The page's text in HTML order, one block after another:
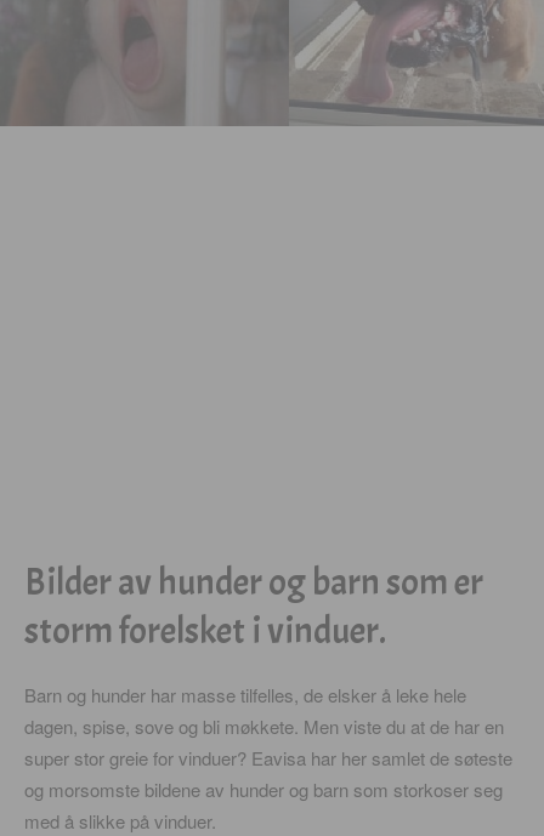
Bilder av hunder og barn som er
storm forelsket i vinduer.
Barn og hunder har masse tilfelles, de elsker å leke hele
dagen, spise, sove og bli møkkete. Men viste du at de har en
super stor greie for vinduer? Eavisa har her samlet de søteste
og morsomste bildene av hunder og barn som storkoser seg
med å slikke på vinduer.